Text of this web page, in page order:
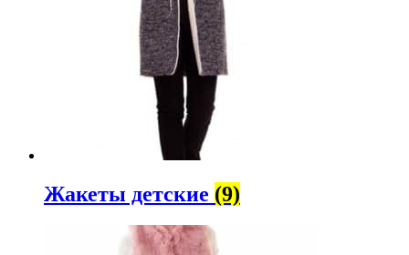
Жакеты детские (9)